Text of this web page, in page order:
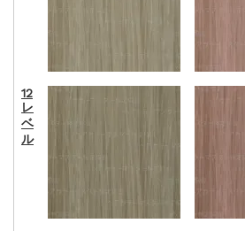
12
レ
ベ
ル